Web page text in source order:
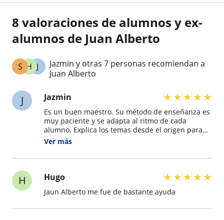
8 valoraciones de alumnos y ex-
alumnos de Juan Alberto
J
H
S
Jazmin y otras 7 personas recomiendan a
Juan Alberto
J Jazmin ★★★★★
Es un buen maestro. Su método de enseñanza es
muy paciente y se adapta al ritmo de cada
alumno. Explica los temas desde el origen para
que se entiendan mejor y siempre resuelve las
porque enseña de una forma tranquila, clara y
su clase.
Ver más
H Hugo ★★★★★
Jaun Alberto me fue de bastante ayuda